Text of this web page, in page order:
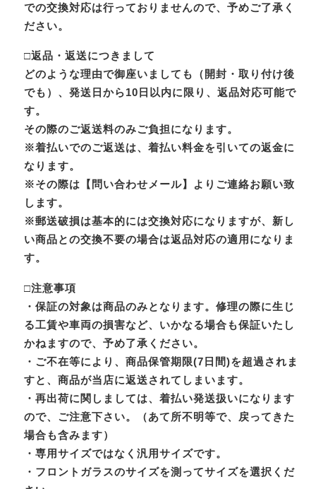
での交換対応は行っておりませんので、予めご了承く
ださい。
□返品・返送につきまして
どのような理由で御座いましても（開封・取り付け後
でも）、発送日から10日以内に限り、返品対応可能で
す。
その際のご返送料のみご負担になります。
※着払いでのご返送は、着払い料金を引いての返金に
なります。
※その際は【問い合わせメール】よりご連絡お願い致
します。
※郵送破損は基本的には交換対応になりますが、新し
い商品との交換不要の場合は返品対応の適用になりま
す。
□注意事項
・保証の対象は商品のみとなります。修理の際に生じ
る工賃や車両の損害など、いかなる場合も保証いたし
かねますので、予め了承ください。
・ご不在等により、商品保管期限(7日間)を超過されま
すと、商品が当店に返送されてしまいます。
・再出荷に関しましては、着払い発送扱いになります
ので、ご注意下さい。（あて所不明等で、戻ってきた
場合も含みます）
・専用サイズではなく汎用サイズです。
・フロントガラスのサイズを測ってサイズを選択くだ